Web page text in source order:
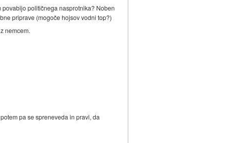
povabijo političnega nasprotnika? Noben
priprave (mogoče hojsov vodni top?)
nemcem.
pa se spreneveda in pravi, da